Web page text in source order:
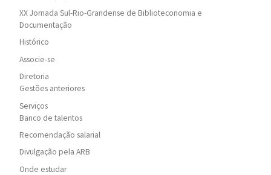
XX Jornada Sul-Rio-Grandense de Biblioteconomia e
Documentação
Histórico
Associe-se
Diretoria
Gestões anteriores
Serviços
Banco de talentos
Recomendação salarial
Divulgação pela ARB
Onde estudar